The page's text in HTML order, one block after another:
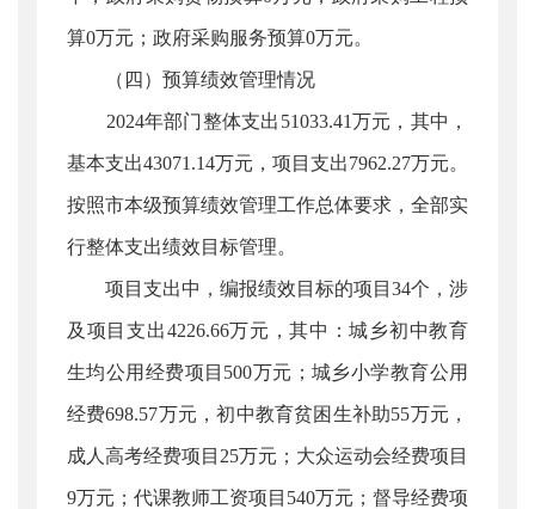
算0万元；政府采购服务预算0万元。
（四）预算绩效管理情况
2024年部门整体支出51033.41万元，其中，
基本支出43071.14万元，项目支出7962.27万元。
按照市本级预算绩效管理工作总体要求，全部实
行整体支出绩效目标管理。
项目支出中，编报绩效目标的项目34个，涉
及项目支出4226.66万元，其中：城乡初中教育
生均公用经费项目500万元；城乡小学教育公用
经费698.57万元，初中教育贫困生补助55万元，
成人高考经费项目25万元；大众运动会经费项目
9万元；代课教师工资项目540万元；督导经费项